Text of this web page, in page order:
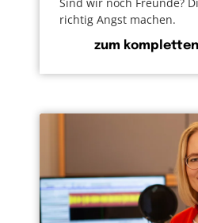
richtig Angst machen.
zum